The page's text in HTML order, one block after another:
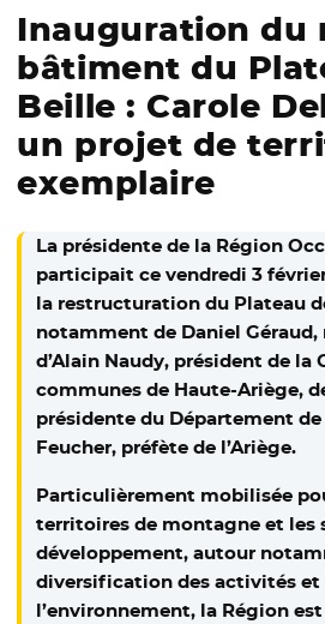
Inauguration du
bâtiment du
Beille : Carole
un projet de
exemplaire
La présidente de la Région
participait ce vendredi 3
la restructuration du Plateau
notamment de Daniel Géraud,
d’Alain Naudy, président de la
communes de Haute-Ariège,
présidente du Département de
Feucher, préfète de l’Ariège.
Particulièrement mobilisée
territoires de montagne et les
développement, autour
diversification des activités et
l’environnement, la Région